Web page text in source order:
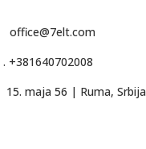
office@7elt.com
. +381640702008
15. maja 56 | Ruma, Srbija